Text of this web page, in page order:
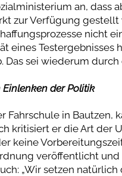
an, dass
zur Verfügung
nicht
eines Testergebnisses
Das sei wiederum
der Politik
Fahrschule in Bautzen,
kritisiert er die Art der
keine
veröffentlicht
„Wir setzen